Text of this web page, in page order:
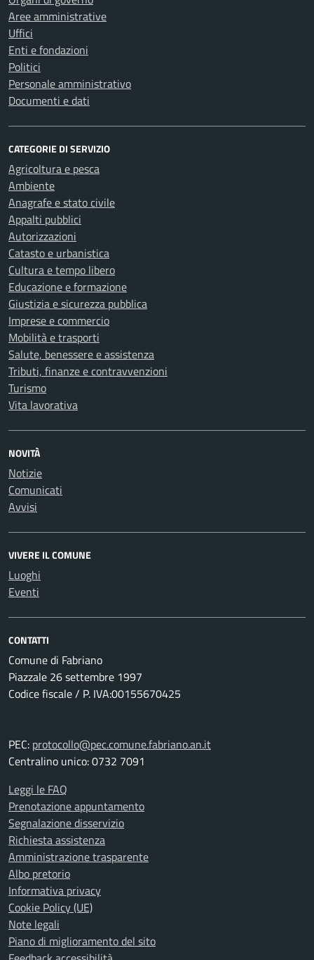
Aree amministrative
Uffici
Enti e fondazioni
Politici
Personale amministrativo
Documenti e dati
CATEGORIE DI SERVIZIO
Agricoltura e pesca
Ambiente
Anagrafe e stato civile
Appalti pubblici
Autorizzazioni
Catasto e urbanistica
Cultura e tempo libero
Educazione e formazione
Giustizia e sicurezza pubblica
Imprese e commercio
Mobilità e trasporti
Salute, benessere e assistenza
Tributi, finanze e contravvenzioni
Turismo
Vita lavorativa
NOVITÀ
Notizie
Comunicati
Avvisi
VIVERE IL COMUNE
Luoghi
Eventi
CONTATTI
Comune di Fabriano
Piazzale 26 settembre 1997
Codice fiscale / P. IVA:00155670425
PEC: protocollo@pec.comune.fabriano.an.it
Centralino unico: 0732 7091
Leggi le FAQ
Prenotazione appuntamento
Segnalazione disservizio
Richiesta assistenza
Amministrazione trasparente
Albo pretorio
Informativa privacy
Cookie Policy (UE)
Note legali
Piano di miglioramento del sito